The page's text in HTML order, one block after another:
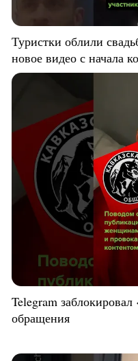
Туристки облили
новое видео с начала
Telegram
обращения